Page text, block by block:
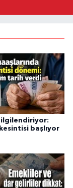
ilgilendiriyor:
başlıyor